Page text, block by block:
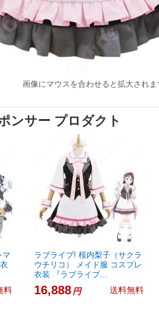
画像にマウスを合わせると拡大されま
ンサー プロダクト
マ
料
ラブライブ! 桜内梨子（サクラ
ウチリコ） メイド服 コスプレ
衣装 『ラブライブ...
16,888円 送料無料